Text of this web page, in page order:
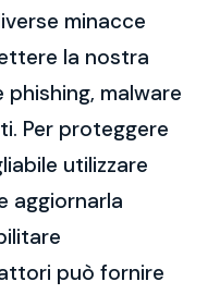
minacce
la nostra
malware
Per proteggere
utilizzare
aggiornarla
può fornire